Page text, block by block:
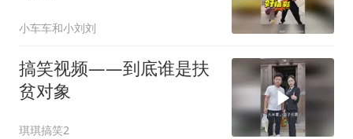
小车车和小刘刘
搞笑视频——到底谁是扶
贫对象
琪琪搞笑2